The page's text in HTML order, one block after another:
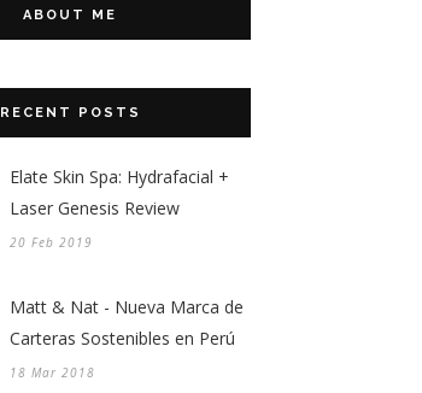
ABOUT ME
RECENT POSTS
Elate Skin Spa: Hydrafacial +
Laser Genesis Review
20 Feb 2019
Matt & Nat - Nueva Marca de
Carteras Sostenibles en Perú
18 Mar 2018